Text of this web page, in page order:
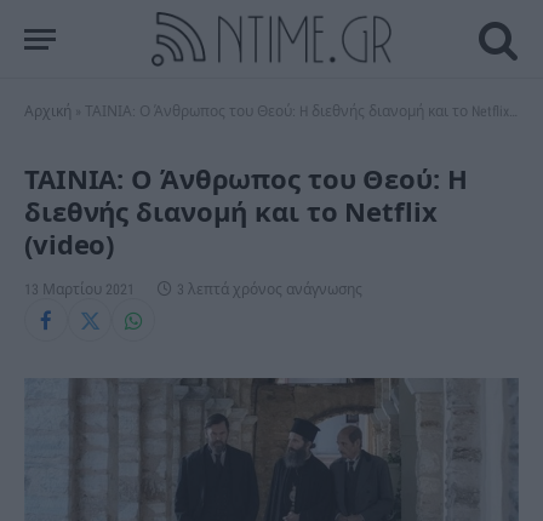
Αρχική ΤΑΙΝΙΑ: Ο Άνθρωπος του Θεού: H διεθνής διανομή και το Netflix (video)
ΤΑΙΝΙΑ: Ο Άνθρωπος του Θεού: H
διεθνής διανομή και το Netflix
(video)
13 Μαρτίου 2021 3 λεπτά χρόνος ανάγνωσης